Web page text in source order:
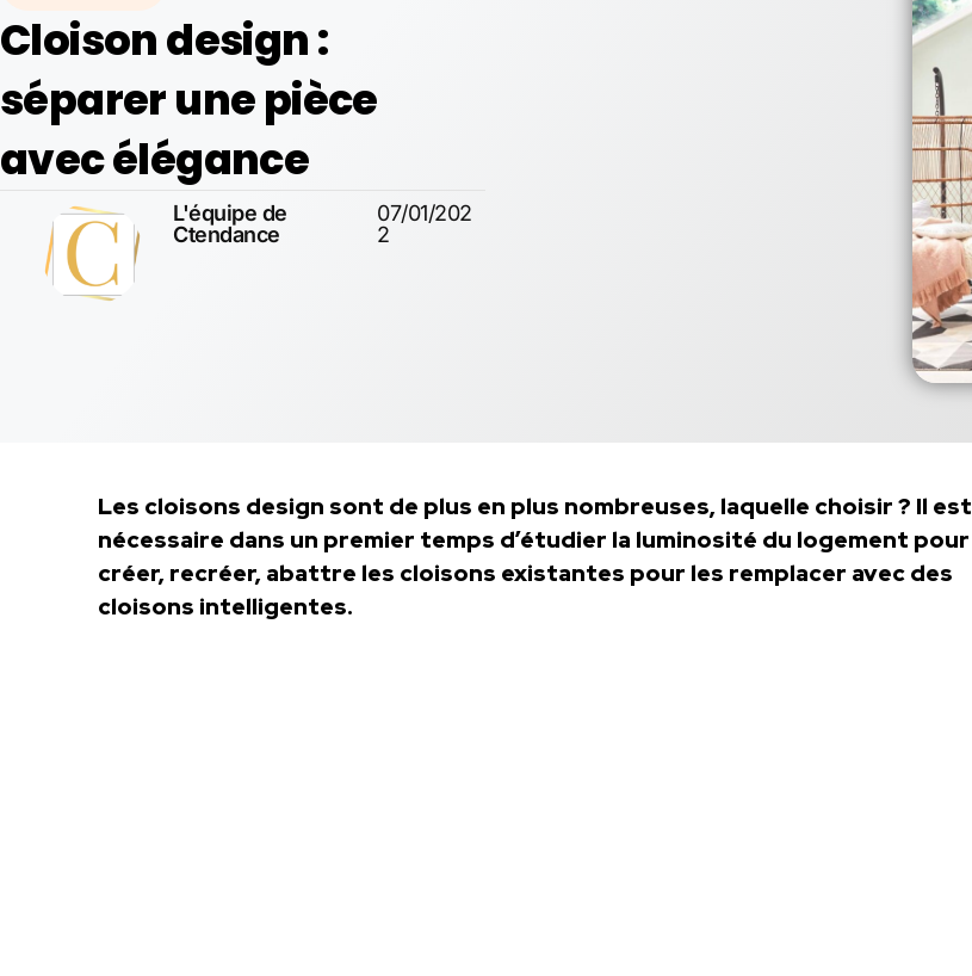
Cloison design :
séparer une pièce
avec élégance
L'équipe de
Ctendance
07/01/202
2
Les cloisons design sont de plus en plus nombreuses, laquelle choisir ? Il est
nécessaire dans un premier temps d’étudier la luminosité du logement pour
créer, recréer, abattre les cloisons existantes pour les remplacer avec des
cloisons intelligentes.